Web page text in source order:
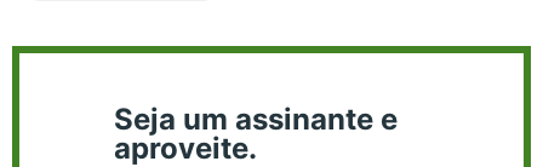
Seja um assinante e
aproveite.